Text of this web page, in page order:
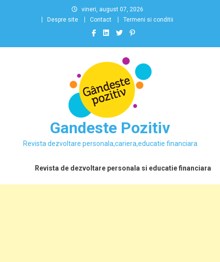
vineri, august 07, 2026
Despre site
Contact Termeni si conditii
Gandeste Pozitiv
Revista dezvoltare personala,cariera,educatie financiara
Revista de dezvoltare personala si educatie financiara